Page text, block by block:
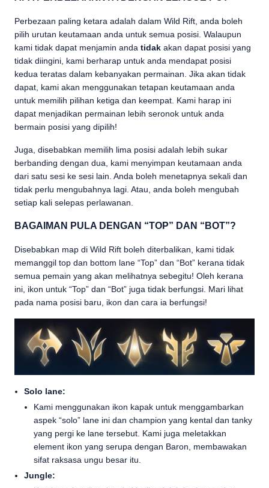
Perbezaan paling ketara adalah dalam Wild Rift, anda boleh
pilih urutan keutamaan anda untuk semua posisi. Walaupun
kami tidak dapat menjamin anda tidak akan dapat posisi yang
tidak diingini, kami berharap untuk anda mendapat posisi
kedua teratas dalam kebanyakan permainan. Jika akan tidak
dapat, kami akan menggunakan tetapan keutamaan anda
untuk memilih pilihan ketiga dan keempat. Kami harap ini
dapat menjadikan permainan lebih seronok untuk anda
bermain posisi yang dipilih!
Juga, disebabkan memilih lima posisi adalah lebih sukar
berbanding dengan dua, kami menyimpan keutamaan anda
dari satu sesi ke sesi lain. Anda boleh menetapnya sekali dan
tidak perlu mengubahnya lagi. Atau, anda boleh mengubah
setiap kali selepas perlawanan.
BAGAIMAN PULA DENGAN “TOP” DAN “BOT”?
Disebabkan map di Wild Rift boleh diterbalikan, kami tidak
memanggil top dan bottom lane “Top” dan “Bot” kerana tidak
semua pemain yang akan melihatnya sebegitu! Oleh kerana
ini, ikon untuk “Top” dan “Bot” juga tidak berfungsi. Mari lihat
pada nama posisi baru, ikon dan cara ia berfungsi!
Solo lane:
Kami menggunakan ikon kapak untuk menggambarkan
aspek “solo” lane ini dan champion yang kental dan tanky
yang pergi ke lane tersebut. Kami juga meletakkan
element ikon yang serupa dengan Baron, membawakan
sifat raksasa ungu besar itu.
Jungle: